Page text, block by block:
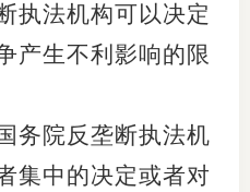
执法机构可以决定
产生不利影响的限
务院反垄断执法机
集中的决定或者对